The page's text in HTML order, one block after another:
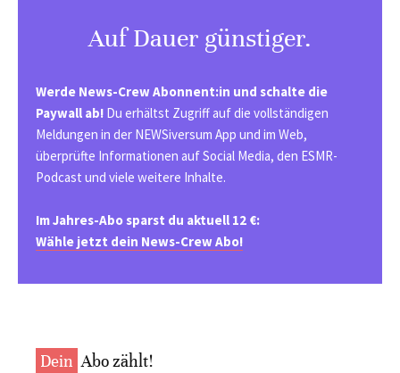
Auf Dauer günstiger.
Werde News-Crew Abonnent:in und schalte die
Paywall ab! Du erhältst Zugriff auf die vollständigen
Meldungen in der NEWSiversum App und im Web,
überprüfte Informationen auf Social Media, den ESMR-
Podcast und viele weitere Inhalte.
Im Jahres-Abo sparst du aktuell 12 €:
Wähle jetzt dein News-Crew Abo!
Dein Abo zählt!